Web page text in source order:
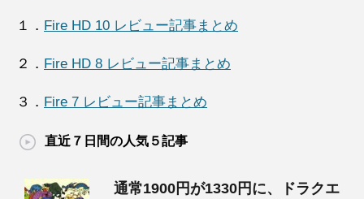
１． Fire HD 10 レビュー記事まとめ
２． Fire HD 8 レビュー記事まとめ
３． Fire 7 レビュー記事まとめ
直近７日間の人気５記事
通常1900円が1330円に、ドラクエ